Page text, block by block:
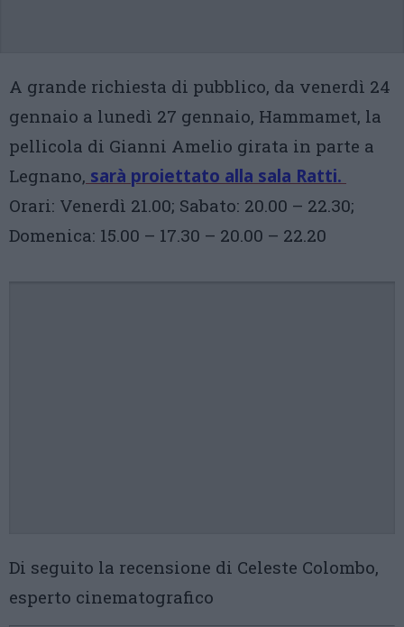
A grande richiesta di pubblico, da venerdì 24
gennaio a lunedì 27 gennaio, Hammamet, la
pellicola di Gianni Amelio girata in parte a
Legnano, sarà proiettato alla sala Ratti.
Orari: Venerdì 21.00; Sabato: 20.00 – 22.30;
Domenica: 15.00 – 17.30 – 20.00 – 22.20
Di seguito la recensione di Celeste Colombo,
esperto cinematografico